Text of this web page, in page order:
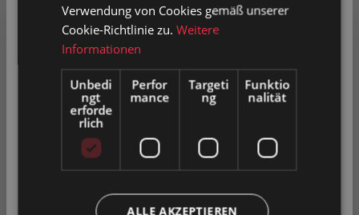
Artikel-Nr. 0032437
Zum Merkzettel hinzufügen
Produkt vergleichen
Privatkunden können Preise mit MwSt. (brutto) und
Geschäftskunden Preise ohne MwSt. (netto) angezeigt
werden.
Bitte wählen Sie Ihre bevorzugte Einstellung:
Privatkunde
Geschäftskunde( exkl. MwSt. )
Verwendung von Cookies gemäß unserer
Cookie-Richtlinie zu.Weitere
Informationen
Unbedi
ngt
erforde
rlich
Perfor
mance
Targeti
ng
Funktio
nalität
ALLE AKZEPTIEREN